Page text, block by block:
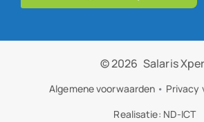
© 2026 Salaris
Algemene voorwaarden • Privacy
Realisatie: ND-ICT